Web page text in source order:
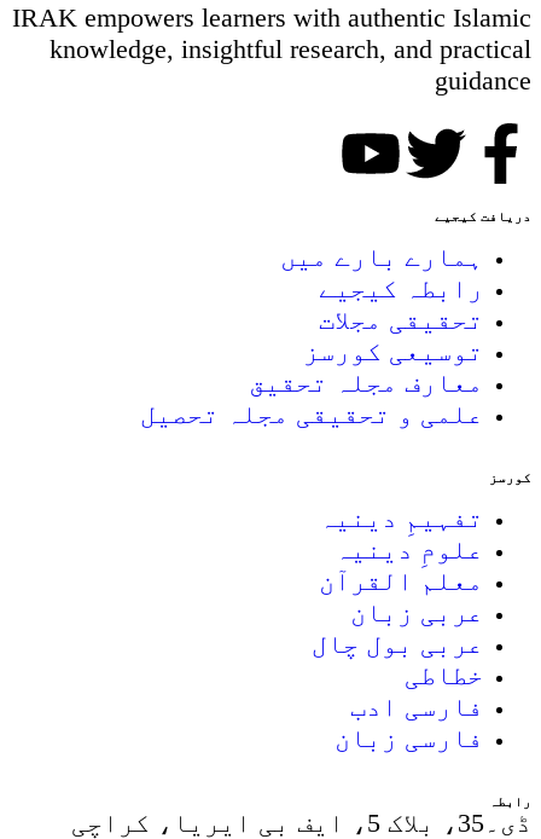
IRAK empowers learners with authentic Islamic
knowledge, insightful research, and practical
guidance
دریافت کیجیے
ہمارے بارے میں
رابطہ کیجیے
تحقیقی مجلات
توسیعی کورسز
معارف مجلہ تحقیق
علمی و تحقیقی مجلہ تحصیل
کورسز
تفہیمِ دینیہ
علومِ دینیہ
معلم القرآن
عربی زبان
عربی بول چال
خطاطی
فارسی ادب
فارسی زبان
رابطہ
ڈی۔35، بلاک 5، ایف بی ایریا، کراچی